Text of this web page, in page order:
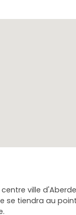
ville
se tiendra au